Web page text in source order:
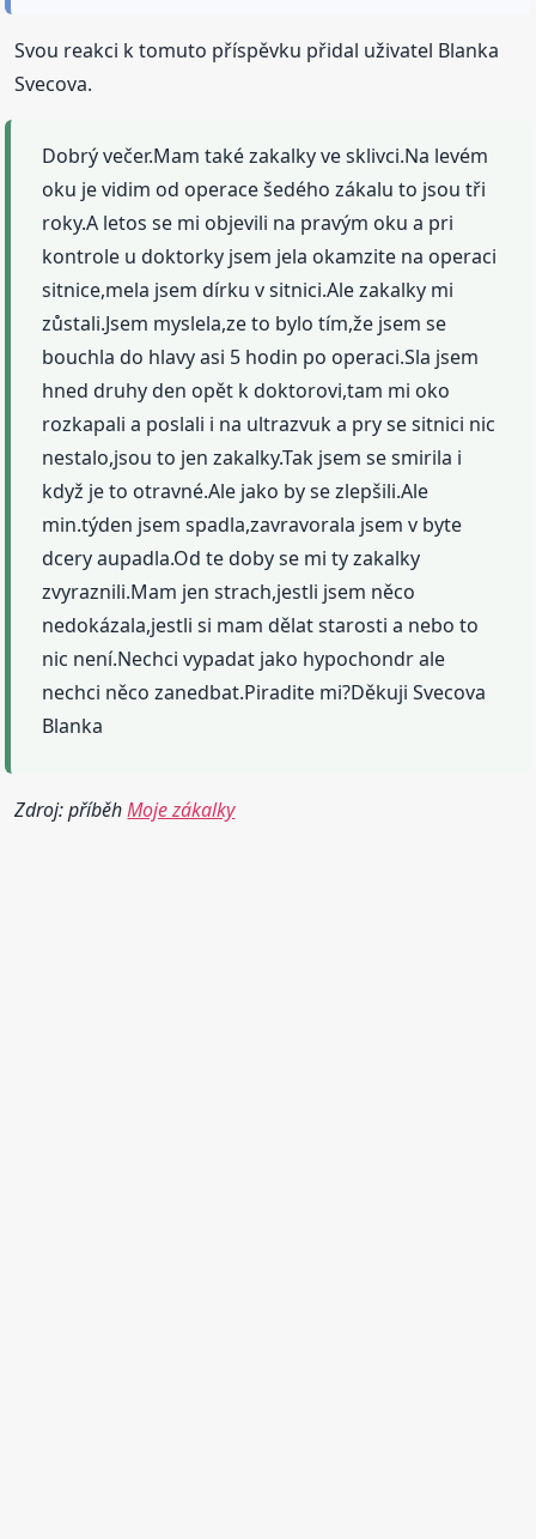
Svou reakci k tomuto příspěvku přidal uživatel Blanka
Svecova.
Dobrý večer.Mam také zakalky ve sklivci.Na levém
oku je vidim od operace šedého zákalu to jsou tři
roky.A letos se mi objevili na pravým oku a pri
kontrole u doktorky jsem jela okamzite na operaci
sitnice,mela jsem dírku v sitnici.Ale zakalky mi
zůstali.Jsem myslela,ze to bylo tím,že jsem se
bouchla do hlavy asi 5 hodin po operaci.Sla jsem
hned druhy den opět k doktorovi,tam mi oko
rozkapali a poslali i na ultrazvuk a pry se sitnici nic
nestalo,jsou to jen zakalky.Tak jsem se smirila i
když je to otravné.Ale jako by se zlepšili.Ale
min.týden jsem spadla,zavravorala jsem v byte
dcery aupadla.Od te doby se mi ty zakalky
zvyraznili.Mam jen strach,jestli jsem něco
nedokázala,jestli si mam dělat starosti a nebo to
nic není.Nechci vypadat jako hypochondr ale
nechci něco zanedbat.Piradite mi?Děkuji Svecova
Blanka
Zdroj: příběhMoje zákalky